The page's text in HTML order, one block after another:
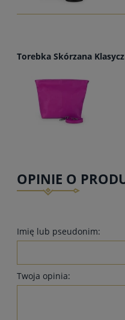
Torebka Skórzana
OPINIE O
Imię lub pseudonim:
Twoja opinia: